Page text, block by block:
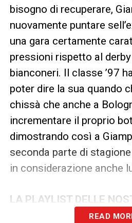
bisogno di recuperare,
nuovamente puntare
una gara certamente
pressioni rispetto al
bianconeri. Il classe ’97
poter dire la sua quando
chissà che anche a
incrementare il proprio
dimostrando così a
seconda parte di
in considerazione anche
LA PLAYLIST DELLE
READ